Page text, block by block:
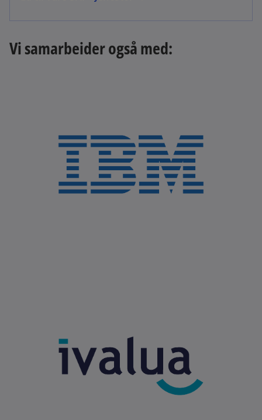
Vi samarbeider også med: